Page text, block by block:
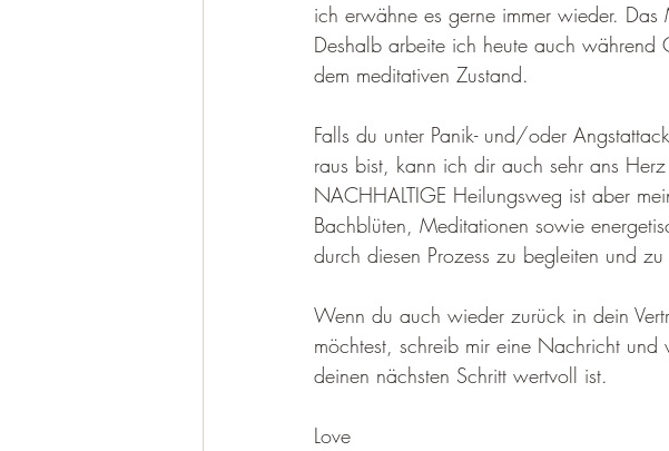
ich erwähne es gerne immer wieder.
Deshalb arbeite ich heute auch während
dem meditativen Zustand.
Falls du unter Panik- und/oder
raus bist, kann ich dir auch sehr ans
NACHHALTIGE Heilungsweg ist aber
Bachblüten, Meditationen sowie
durch diesen Prozess zu begleiten und zu
Wenn du auch wieder zurück in dein
möchtest, schreib mir eine Nachricht
deinen nächsten Schritt wertvoll ist.
Love